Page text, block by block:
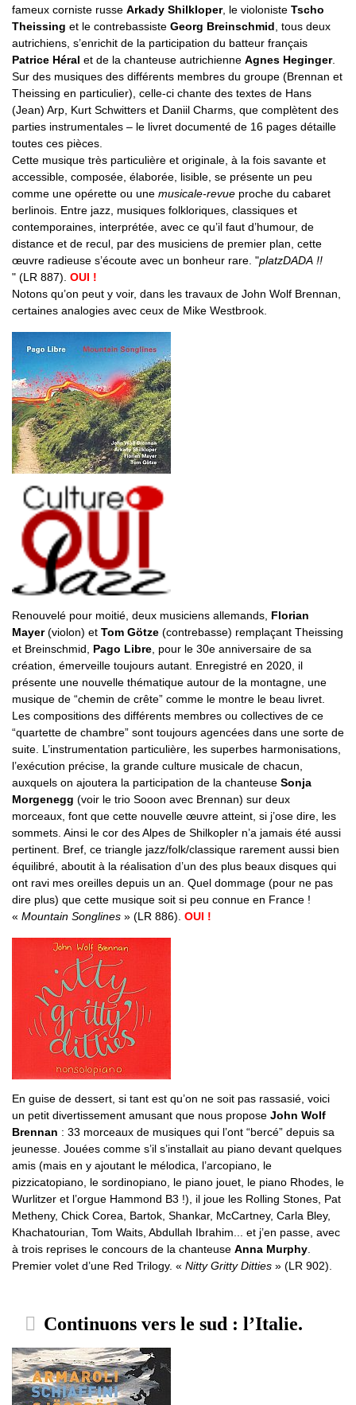
fameux corniste russe Arkady Shilkloper, le violoniste Tscho
Theissing et le contrebassiste Georg Breinschmid , tous deux
autrichiens, s’enrichit de la participation du batteur français
Patrice Héral et de la chanteuse autrichienne Agnes Heginger.
Sur des musiques des différents membres du groupe (Brennan et
Theissing en particulier), celle-ci chante des textes de Hans
(Jean) Arp, Kurt Schwitters et Daniil Charms, que complètent des
parties instrumentales – le livret documenté de 16 pages détaille
toutes ces pièces.
Cette musique très particulière et originale, à la fois savante et
accessible, composée, élaborée, lisible, se présente un peu
comme une opérette ou une musicale-revue proche du cabaret
berlinois. Entre jazz, musiques folkloriques, classiques et
contemporaines, interprétée, avec ce qu’il faut d’humour, de
distance et de recul, par des musiciens de premier plan, cette
œuvre radieuse s’écoute avec un bonheur rare. "platzDADA !!
" (LR 887). OUI !
Notons qu’on peut y voir, dans les travaux de John Wolf Brennan,
certaines analogies avec ceux de Mike Westbrook.
Renouvelé pour moitié, deux musiciens allemands, Florian
Mayer(violon) et Tom Götze (contrebasse) remplaçant Theissing
et Breinschmid, Pago Libre , pour le 30e anniversaire de sa
création, émerveille toujours autant. Enregistré en 2020, il
présente une nouvelle thématique autour de la montagne, une
musique de “chemin de crête” comme le montre le beau livret.
Les compositions des différents membres ou collectives de ce
“quartette de chambre” sont toujours agencées dans une sorte de
suite. L’instrumentation particulière, les superbes harmonisations,
l’exécution précise, la grande culture musicale de chacun,
auxquels on ajoutera la participation de la chanteuse Sonja
Morgenegg (voir le trio Sooon avec Brennan) sur deux
morceaux, font que cette nouvelle œuvre atteint, si j’ose dire, les
sommets. Ainsi le cor des Alpes de Shilkopler n’a jamais été aussi
pertinent. Bref, ce triangle jazz/folk/classique rarement aussi bien
équilibré, aboutit à la réalisation d’un des plus beaux disques qui
ont ravi mes oreilles depuis un an. Quel dommage (pour ne pas
dire plus) que cette musique soit si peu connue en France !
« Mountain Songlines » (LR 886). OUI !
En guise de dessert, si tant est qu’on ne soit pas rassasié, voici
un petit divertissement amusant que nous propose John Wolf
Brennan : 33 morceaux de musiques qui l’ont “bercé” depuis sa
jeunesse. Jouées comme s’il s’installait au piano devant quelques
amis (mais en y ajoutant le mélodica, l’arcopiano, le
pizzicatopiano, le sordinopiano, le piano jouet, le piano Rhodes, le
Wurlitzer et l’orgue Hammond B3 !), il joue les Rolling Stones, Pat
Metheny, Chick Corea, Bartok, Shankar, McCartney, Carla Bley,
Khachatourian, Tom Waits, Abdullah Ibrahim... et j’en passe, avec
à trois reprises le concours de la chanteuse Anna Murphy
Premier volet d’une Red Trilogy. « Nitty Gritty Ditties » (LR 902).
Continuons vers le sud : l’Italie.